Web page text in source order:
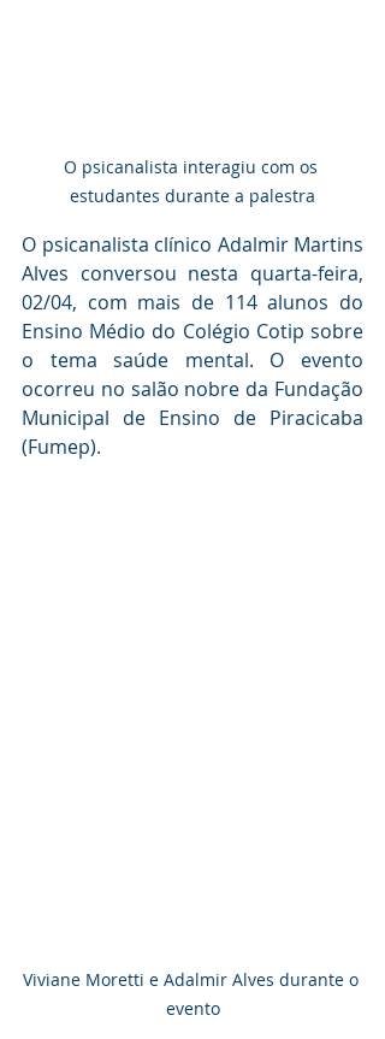
O psicanalista interagiu com os
estudantes durante a palestra
O psicanalista clínico Adalmir Martins
Alves conversou nesta quarta-feira,
02/04, com mais de 114 alunos do
Ensino Médio do Colégio Cotip sobre
o tema saúde mental. O evento
ocorreu no salão nobre da Fundação
Municipal de Ensino de Piracicaba
(Fumep).
Viviane Moretti e Adalmir Alves durante o
evento